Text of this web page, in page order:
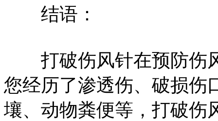
结语：
打破伤风针在预防伤
您经历了渗透伤、破损伤
壤、动物粪便等，打破伤